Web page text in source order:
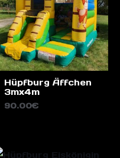
Hüpfburg Äffchen
3mx4m
90.00€